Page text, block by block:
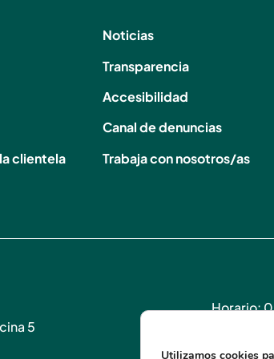
clientela
Noticias
Transparencia
Accesibilidad
Canal de denuncias
Trabaja con nosotros/as
5
Horario:
Utilizamos cookies